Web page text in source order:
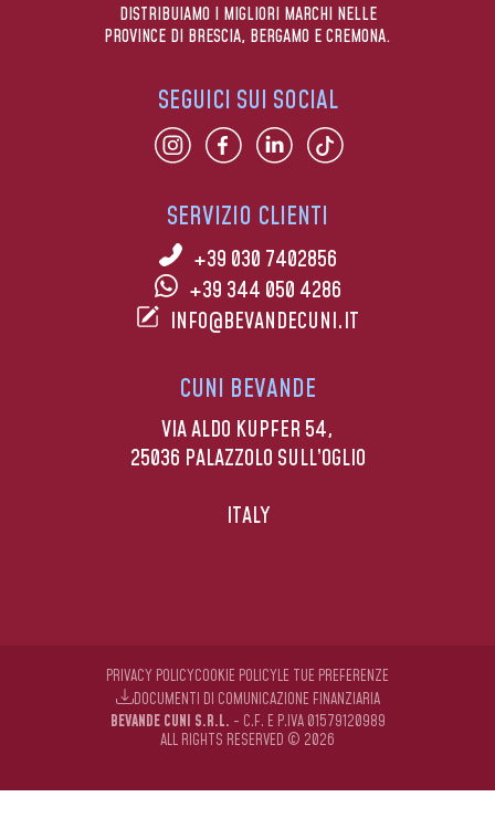
DISTRIBUIAMO I MIGLIORI MARCHI NELLE
PROVINCE DI BRESCIA, BERGAMO E CREMONA.
SERVIZIO CLIENTI
+39 030 7402856
+39 344 050 4286
INFO@BEVANDECUNI.IT
CUNI BEVANDE
VIA ALDO KUPFER 54,
25036 PALAZZOLO SULL’OGLIO
ITALY
SEGUICI SUI SOCIAL
BEVANDE CUNI S.R.L. - C.F. E P.IVA 01579120989
ALL RIGHTS RESERVED © 2026
PRIVACY POLICYCOOKIE POLICYLE TUE PREFERENZE
DOCUMENTI DI COMUNICAZIONE FINANZIARIA